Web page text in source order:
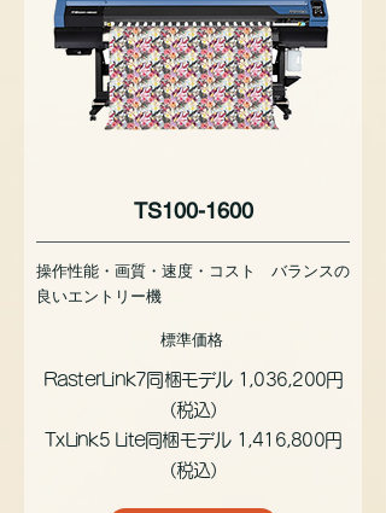
TS100-1600
操作性能・画質・速度・コスト バランスの
良いエントリー機
標準価格
RasterLink7同梱モデル 1,036,200円
（税込）
TxLink5 Lite同梱モデル 1,416,800円
（税込）